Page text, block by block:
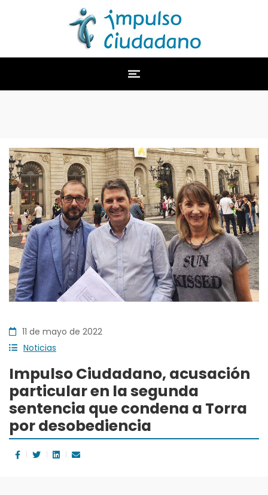
11 de mayo de 2022
Noticias
Impulso Ciudadano, acusación
particular en la segunda
sentencia que condena a Torra
por desobediencia